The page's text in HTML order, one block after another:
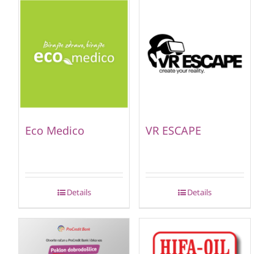
Eco Medico
Details
VR ESCAPE
Details